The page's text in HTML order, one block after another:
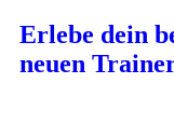
Erlebe dein
neuen